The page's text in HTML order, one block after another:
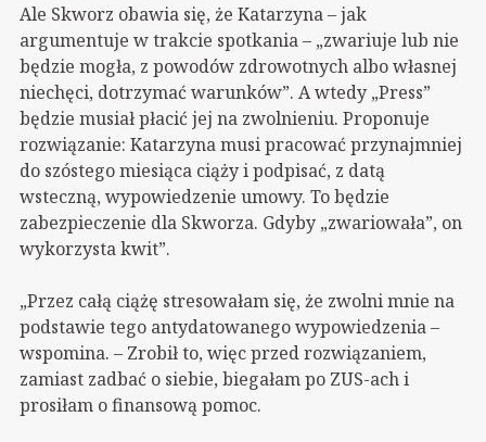
Ale Skworz obawia się, że Katarzyna – jak
argumentuje w trakcie spotkania – „zwariuje lub nie
będzie mogła, z powodów zdrowotnych albo własnej
niechęci, dotrzymać warunków”. A wtedy „Press”
będzie musiał płacić jej na zwolnieniu. Proponuje
rozwiązanie: Katarzyna musi pracować przynajmniej
do szóstego miesiąca ciąży i podpisać, z datą
wsteczną, wypowiedzenie umowy. To będzie
zabezpieczenie dla Skworza. Gdyby „zwariowała”, on
wykorzysta kwit”.
„Przez całą ciążę stresowałam się, że zwolni mnie na
podstawie tego antydatowanego wypowiedzenia –
wspomina. – Zrobił to, więc przed rozwiązaniem,
zamiast zadbać o siebie, biegałam po ZUS-ach i
prosiłam o finansową pomoc.